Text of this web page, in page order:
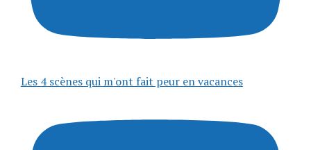
Les 4 scènes qui m'ont fait peur en vacances